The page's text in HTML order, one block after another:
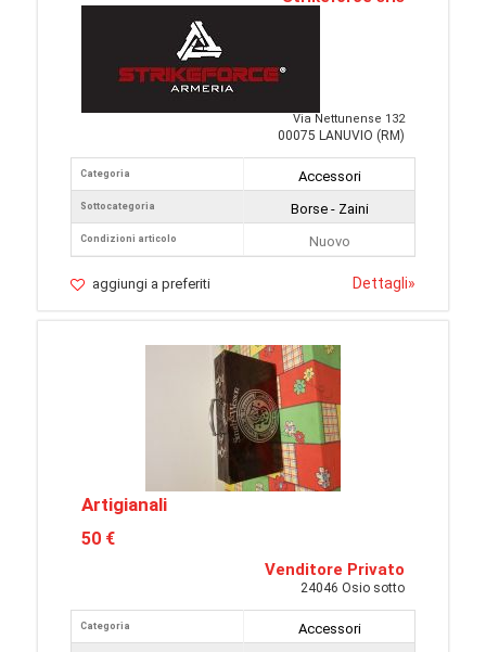
Via Nettunense 132
00075 LANUVIO (RM)
Categoria
Sottocategoria
Condizioni articolo
Accessori
Borse - Zaini
Nuovo
aggiungi a preferiti Dettagli»
Artigianali
50 €
Venditore Privato
24046 Osio sotto
Categoria
Accessori